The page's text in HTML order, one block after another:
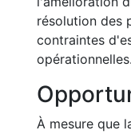
résolution des
contraintes
opérationnelles.
À mesure que